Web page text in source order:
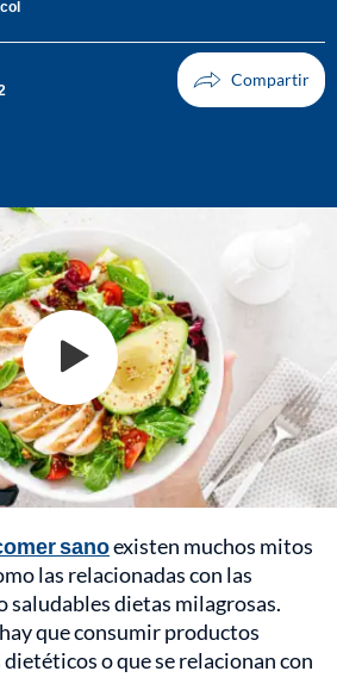
sanoexisten muchos mitos
las relacionadas con las
saludables dietas milagrosas.
que consumir productos
o que se relacionan con